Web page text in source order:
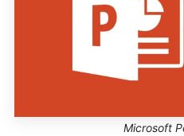
Microsoft